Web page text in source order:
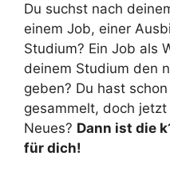
Du suchst nach
einem Job, einer
Studium? Ein Job als
deinem Studium den
geben? Du hast
gesammelt, doch
Neues? Dann ist die
für dich!